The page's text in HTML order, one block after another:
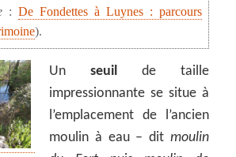
:De Fondettes à Luynes : parcours
).
Unseuil
de taille
impressionnante se situe à
l’emplacement de l’ancien
moulin à eau – dit moulin